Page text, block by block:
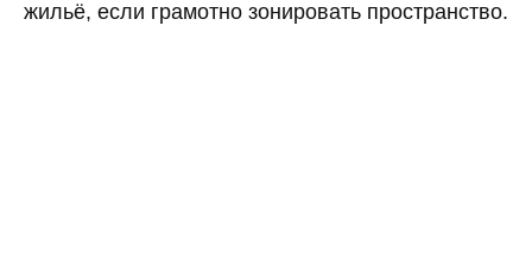
жильё, если грамотно зонировать пространство.